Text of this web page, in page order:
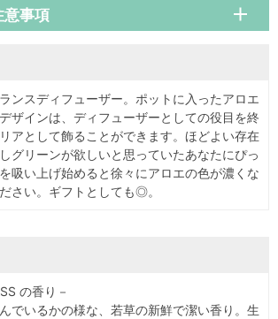
ンスディフューザー。ポットに入ったアロエ
ザインは、ディフューザーとしての役目を終
アとして飾ることができます。ほどよい存在
グリーンが欲しいと思っていたあなたにぴっ
吸い上げ始めると徐々にアロエの色が濃くな
さい。ギフトとしても◎。
意事項
の香り－
でいるかの様な、若草の新鮮で潔い香り。生